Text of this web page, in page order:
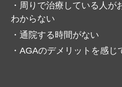
周りで治療している人が
わからない
通院する時間がない
AGAのデメリットを感じ